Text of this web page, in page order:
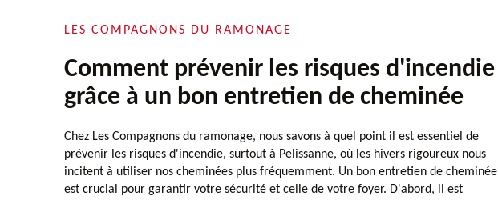
LES COMPAGNONS DU RAMONAGE
Comment prévenir les risques d'incendie
grâce à un bon entretien de cheminée
Chez Les Compagnons du ramonage, nous savons à quel point il est essentiel de
prévenir les risques d'incendie, surtout à Pelissanne, où les hivers rigoureux nous
incitent à utiliser nos cheminées plus fréquemment. Un bon entretien de cheminée
est crucial pour garantir votre sécurité et celle de votre foyer. D'abord, il est